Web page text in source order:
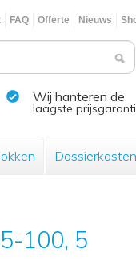
FAQ Offerte Nieuws
Wij hanteren de
laagste
Dossierkasten
100, 5